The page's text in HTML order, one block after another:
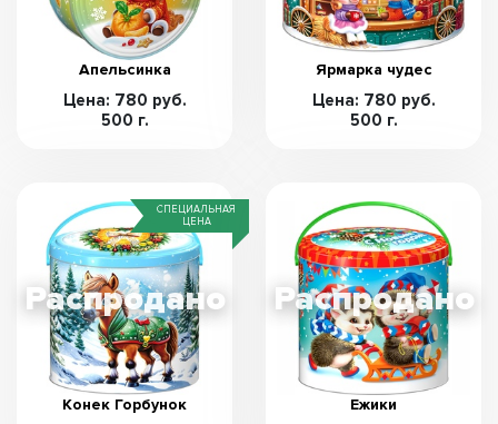
Апельсинка
Цена: 780 руб.
500 г.
Ярмарка чудес
Цена: 780 руб.
500 г.
СПЕЦИАЛЬНАЯ
ЦЕНА
Конек Горбунок Ежики